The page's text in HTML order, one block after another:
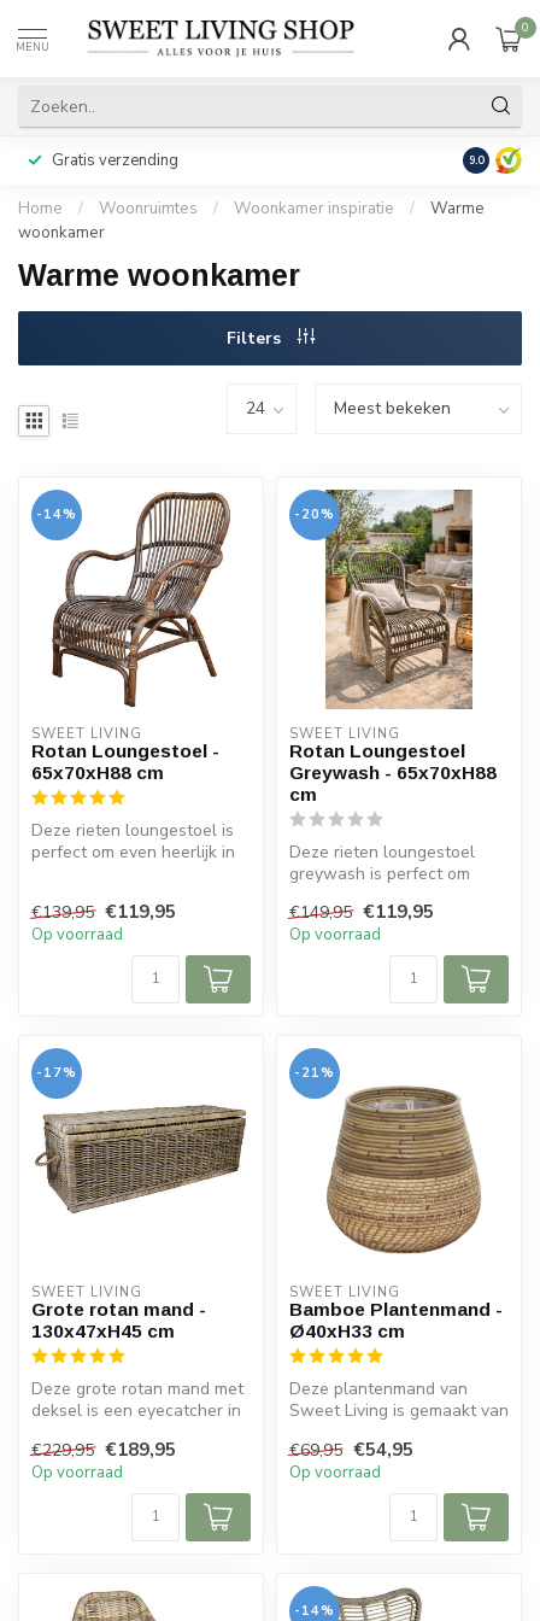
MENU
0
Gratis verzending Achteraf
9.0
Home / Woonruimtes / Woonkamer inspiratie /
Warme
woonkamer
Warme woonkamer
Filters
-14%
SWEET LIVING
Rotan Loungestoel -
65x70xH88 cm
Deze rieten loungestoel is
perfect om even heerlijk in
€139,95 €119,95
Op voorraad
-20%
SWEET LIVING
Rotan Loungestoel
Greywash - 65x70xH88
cm
Deze rieten loungestoel
greywash is perfect om
kome...
€149,95 €119,95
Op voorraad
-17%
SWEET LIVING
Grote rotan mand -
130x47xH45 cm
Deze grote rotan mand met
deksel is een eyecatcher in
€229,95 €189,95
Op voorraad
-21%
SWEET LIVING
Bamboe Plantenmand -
Ø40xH33 cm
Deze plantenmand van
Sweet Living is gemaakt van
binnenvoering...
€69,95 €54,95
Op voorraad
-14%